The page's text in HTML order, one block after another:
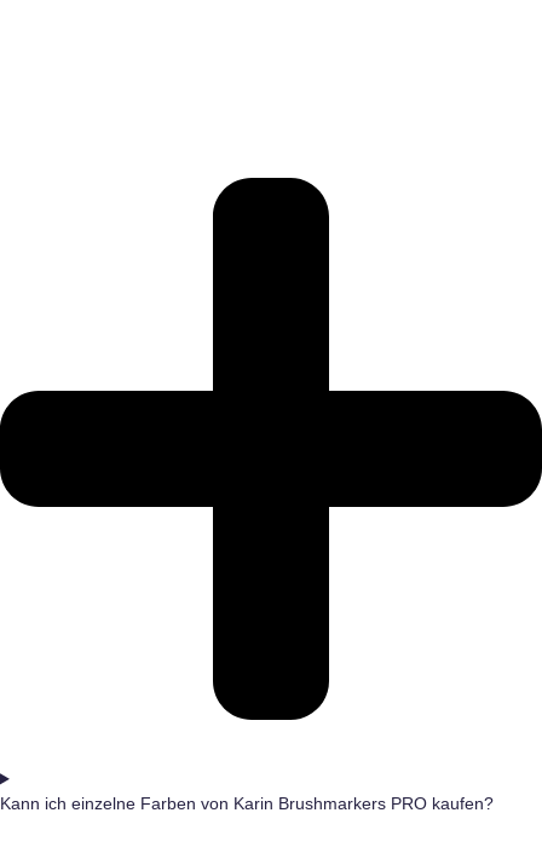
Kann ich einzelne Farben von Karin Brushmarkers PRO kaufen?